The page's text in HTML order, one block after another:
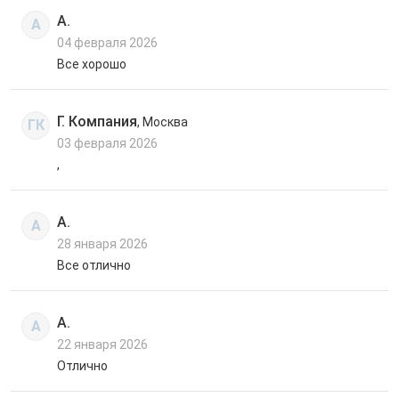
А А.
04 февраля 2026
Все хорошо
ГК Г. Компания, Москва
03 февраля 2026
,
А А.
28 января 2026
Все отлично
А А.
22 января 2026
Отлично